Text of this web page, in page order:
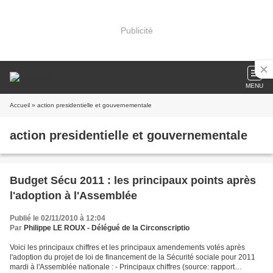
Publicité
MENU
Accueil » action presidentielle et gouvernementale
action presidentielle et gouvernementale
Budget Sécu 2011 : les principaux points après
l'adoption à l'Assemblée
Publié le 02/11/2010 à 12:04
Par Philippe LE ROUX - Délégué de la Circonscriptio
Voici les principaux chiffres et les principaux amendements votés après
l'adoption du projet de loi de financement de la Sécurité sociale pour 2011
mardi à l'Assemblée nationale : - Principaux chiffres (source: rapport